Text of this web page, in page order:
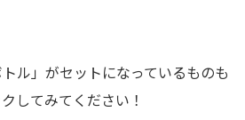
トル」がセットになっているものも
してみてください！